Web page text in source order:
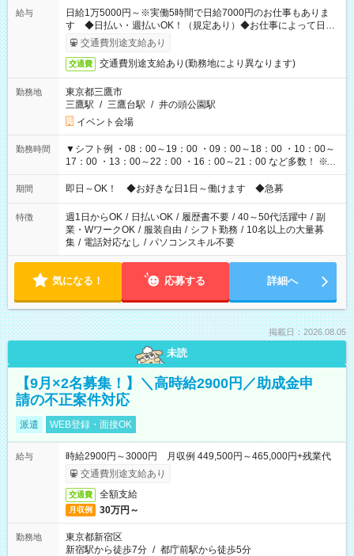
給与
日給1万5000円～※実働5時間で日給7000円のお仕事もありま
す ◆日払い・週払いOK！（規定あり）◆お仕事によって日給
も異なります
交通費別途支給あり
交通費 交通費別途支給あり(勤務地により異なります)
勤務地
東京都三鷹市
三鷹駅 / 三鷹台駅 / 井の頭公園駅
イベント会場
勤務時間
▼シフト例 ・08：00～19：00 ・09：00～18：00 ・10：00～
17：00 ・13：00～22：00 ・16：00～21：00 など多数！ ※お
仕事により勤務時間が異なります
期間 即日～OK！ ◆お好きな日1日～働けます ◆急募
特徴 週1日からOK / 日払いOK / 履歴書不要 / 40～50代活躍中 / 副
業・WワークOK / 服装自由 / シフト勤務 / 10名以上の大量募
集 / 電話対応なし / パソコンスキル不要
気になる！ 応募する 詳細へ
掲載日：2026.08.05
未読
【9月×2名募集！】＼高時給2900円／助成金申
請の不正案件対応
派遣 WEB登録・面接OK
給与
時給2900円～3000円 月収例 449,500円～465,000円+残業代
交通費別途支給あり
交通費 全額支給
月収例 30万円～
勤務地
東京都新宿区
新宿駅から徒歩7分 / 都庁前駅から徒歩5分